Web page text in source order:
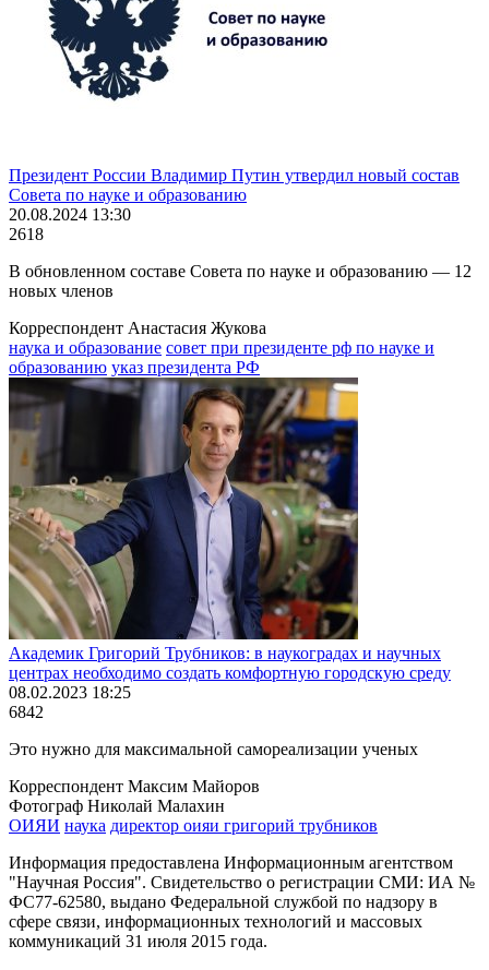
Президент России Владимир Путин утвердил новый состав
Совета по науке и образованию
20.08.2024 13:30
2618
В обновленном составе Совета по науке и образованию — 12
новых членов
Корреспондент Анастасия Жукова
наука и образование совет при президенте рф по науке и
образованию указ президента РФ
Академик Григорий Трубников: в наукоградах и научных
центрах необходимо создать комфортную городскую среду
08.02.2023 18:25
6842
Это нужно для максимальной самореализации ученых
Корреспондент Максим Майоров
Фотограф Николай Малахин
ОИЯИ наука директор оияи григорий трубников
Информация предоставлена Информационным агентством
"Научная Россия". Свидетельство о регистрации СМИ: ИА №
ФС77-62580, выдано Федеральной службой по надзору в
сфере связи, информационных технологий и массовых
коммуникаций 31 июля 2015 года.